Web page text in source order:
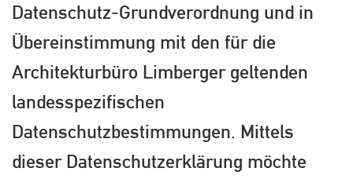
Datenschutz-Grundverordnung und in
Übereinstimmung mit den für die
Architekturbüro Limberger geltenden
landesspezifischen
Datenschutzbestimmungen. Mittels
dieser Datenschutzerklärung möchte